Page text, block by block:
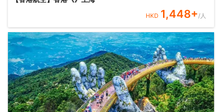
HKD 1,448+/人